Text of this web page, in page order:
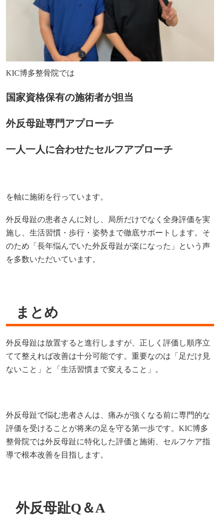
KIC博多整骨院では
国家資格保有の施術者が担当
外反母趾専門アプローチ
一人一人に合わせたセルフアプローチ
を軸に施術を行っています。
外反母趾の患者さんに対し、局所だけでなく全身評価を実
施し、生活習慣・歩行・姿勢まで徹底サポートします。そ
のため「長年悩んでいた外反母趾が楽になった」という声
を多数いただいています。
まとめ
外反母趾は放置すると進行しますが、正しく評価し順序立
てて整えれば改善は十分可能です。重要なのは「足だけ見
ないこと」と「生活習慣まで変えること」。
外反母趾で悩む患者さんは、痛みが強くなる前に専門的な
評価を受けることが将来の足を守る第一歩です。KIC博多
整骨院では外反母趾に特化した評価と施術、セルフケア指
導で根本改善を目指します。
外反母趾Q＆A